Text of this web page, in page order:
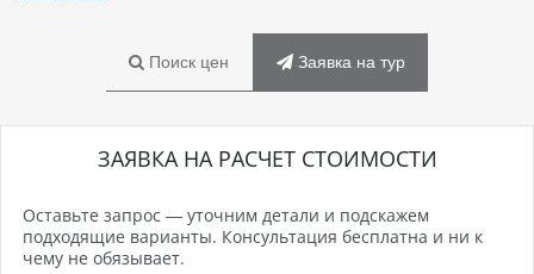
Поиск цен Заявка на тур
ЗАЯВКА НА РАСЧЕТ СТОИМОСТИ
Оставьте запрос — уточним детали и подскажем
подходящие варианты. Консультация бесплатна и ни к
чему не обязывает.